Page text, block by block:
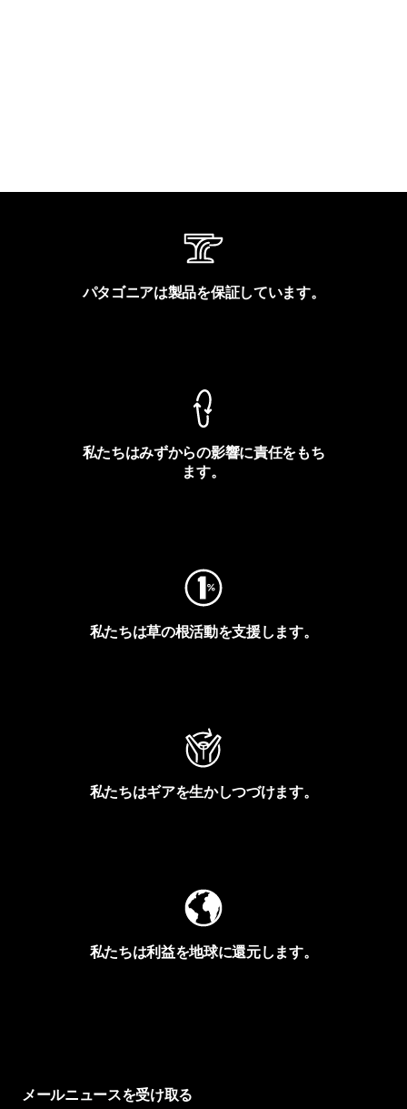
パタゴニアは製品を保証しています。
私たちはみずからの影響に責任をもち
ます。
私たちは草の根活動を支援します。
私たちはギアを生かしつづけます。
私たちは利益を地球に還元します。
メールニュースを受け取る